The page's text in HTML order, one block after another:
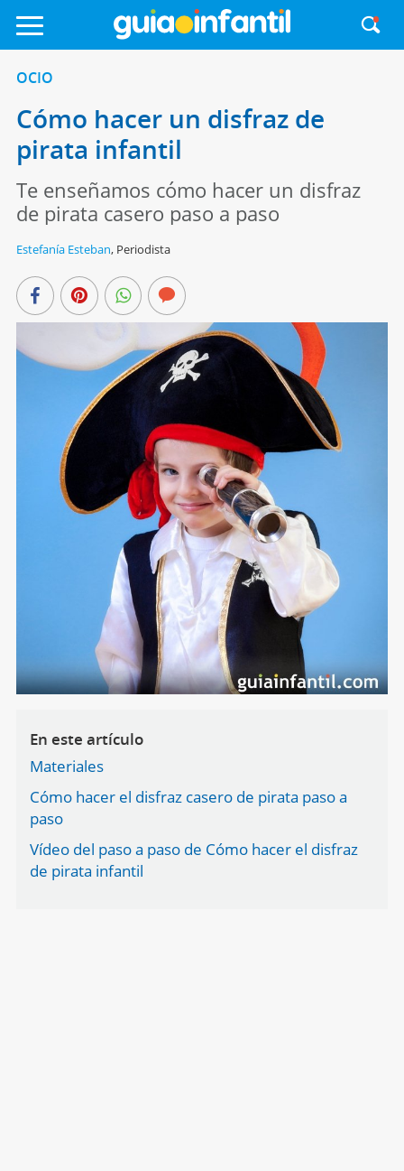
OCIO
Cómo hacer un disfraz de
pirata infantil
Te enseñamos cómo hacer un disfraz
de pirata casero paso a paso
Estefanía Esteban, Periodista
En este artículo
Materiales
Cómo hacer el disfraz casero de pirata paso a
paso
Vídeo del paso a paso de Cómo hacer el disfraz
de pirata infantil